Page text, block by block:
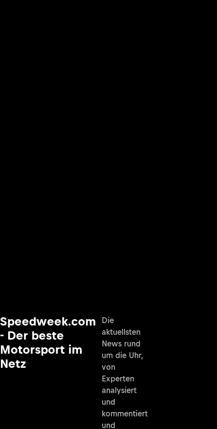
Speedweek.com
- Der beste
Motorsport im
Netz
Die
aktuellsten
News rund
um die Uhr,
von
Experten
analysiert
und
kommentiert
und